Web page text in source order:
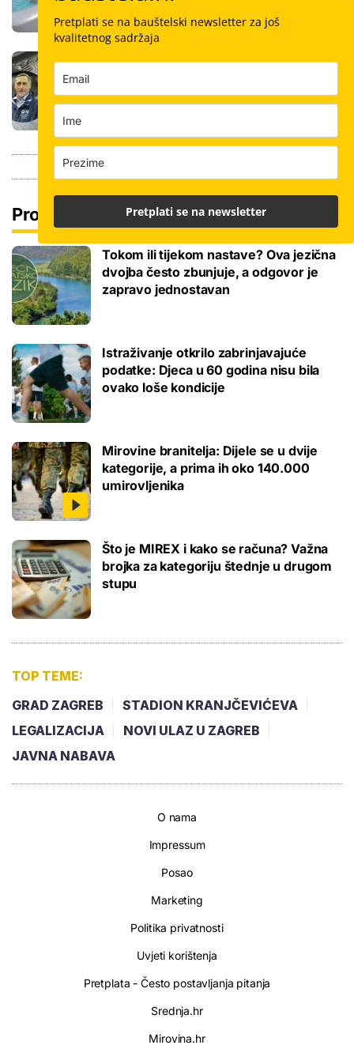
Koliko košta keramičar za kvadrat
dimenzije keramike, ali i lokacija
Pročitaj još
Tokom ili tijekom nastave? Ova jezična
dvojba često zbunjuje, a odgovor je
zapravo jednostavan
Istraživanje otkrilo zabrinjavajuće
podatke: Djeca u 60 godina nisu bila
ovako loše kondicije
Mirovine branitelja: Dijele se u dvije
kategorije, a prima ih oko 140.000
umirovljenika
Što je MIREX i kako se računa? Važna
brojka za kategoriju štednje u drugom
stupu
TOP TEME:
GRAD ZAGREB
STADION KRANJČEVIĆEVA
LEGALIZACIJA
NOVI ULAZ U ZAGREB
JAVNA NABAVA
O nama
Impressum
Posao
Marketing
Politika privatnosti
Uvjeti korištenja
Pretplata - Često postavljanja pitanja
Srednja.hr
Mirovina.hr
Pretplati se na bauštelski newsletter za još
kvalitetnog sadržaja
Pretplati se na newsletter